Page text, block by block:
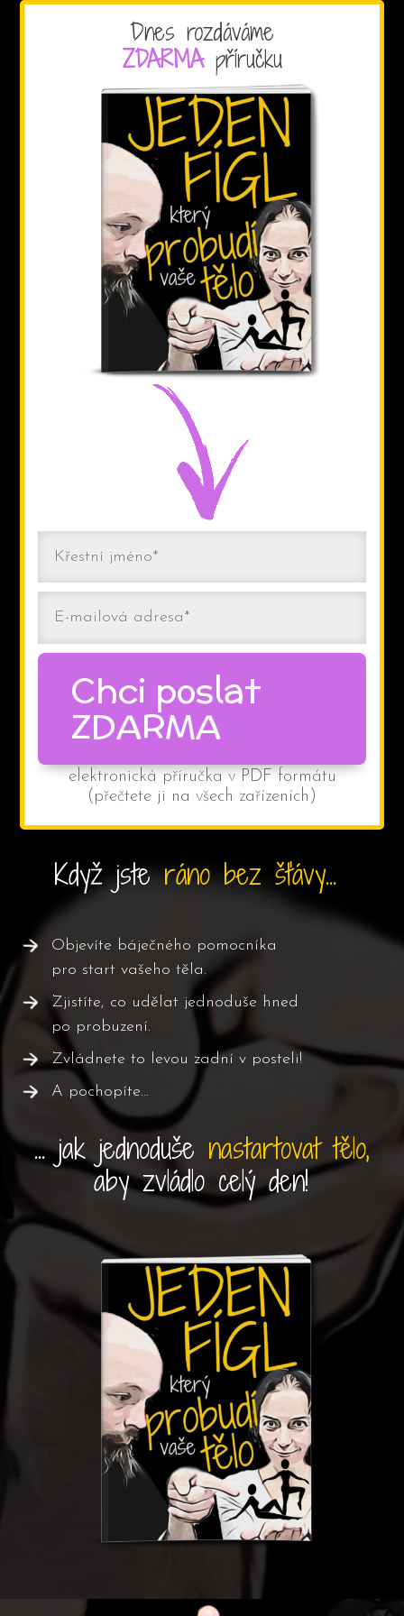
Dnes rozdáváme
ZDARMA příručku
Chci poslat
ZDARMA
elektronická příručka v PDF formátu
(přečtete ji na všech zařízeních)
Když jsteráno bez šťávy...
Objevíte báječného pomocníka
pro start vašeho těla.
Zjistíte, co udělat jednoduše hned
po probuzení.
Zvládnete to levou zadní v posteli!
A pochopíte...
... jak jednoduše nastartovat tělo,
aby zvládlo celý den!